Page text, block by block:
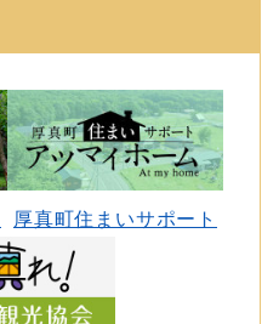
厚真町住まいサポート